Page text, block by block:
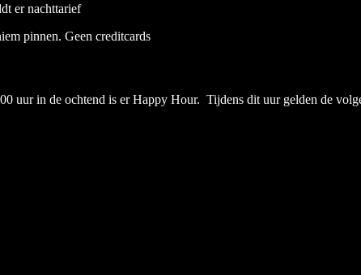
er nachttarief
pinnen. Geen creditcards
uur in de ochtend is er Happy Hour. Tijdens dit uur gelden de